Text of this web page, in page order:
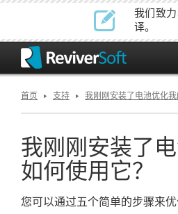
我们致
译。
首页 支持 我刚刚安装了电池优化
我刚刚安装了
如何使用它？
您可以通过五个简单的步骤来